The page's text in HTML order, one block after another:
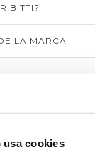
usa cookies
BITTI?
LA MARCA
COMPRA